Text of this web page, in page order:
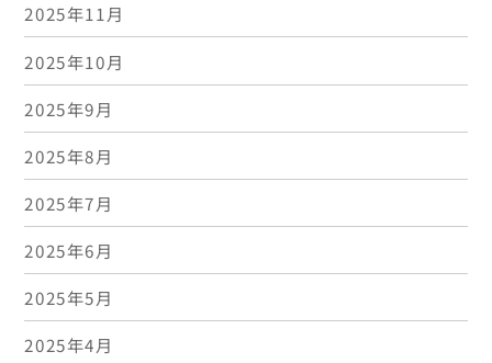
2025年11月
2025年10月
2025年9月
2025年8月
2025年7月
2025年6月
2025年5月
2025年4月